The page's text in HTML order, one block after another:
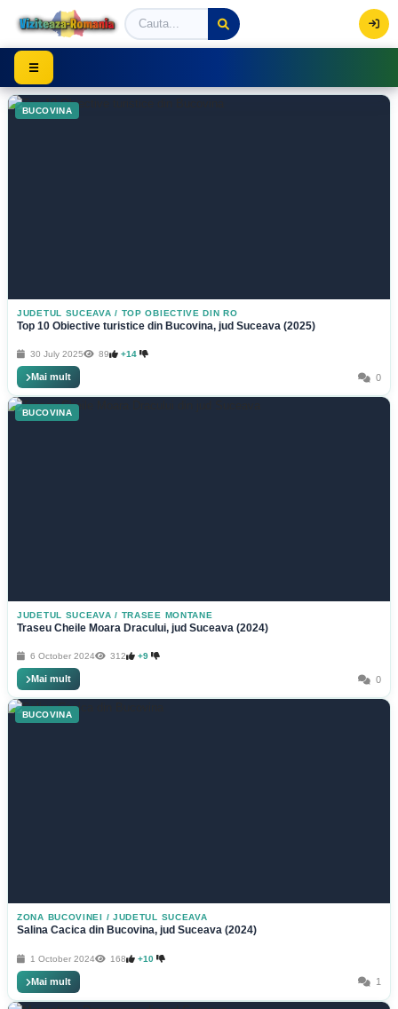
Viziteaza Romania | Obiective Turistice | Trasee
☰
BUCOVINA
JUDETUL SUCEAVA / TOP OBIECTIVE DIN RO
Top 10 Obiective turistice din Bucovina, jud Suceava (2025)
30 July 2025 89 +14
Mai mult 0
BUCOVINA
JUDETUL SUCEAVA / TRASEE MONTANE
Traseu Cheile Moara Dracului, jud Suceava (2024)
6 October 2024 312 +9
Mai mult 0
BUCOVINA
ZONA BUCOVINEI / JUDETUL SUCEAVA
Salina Cacica din Bucovina, jud Suceava (2024)
1 October 2024 168 +10
Mai mult 1